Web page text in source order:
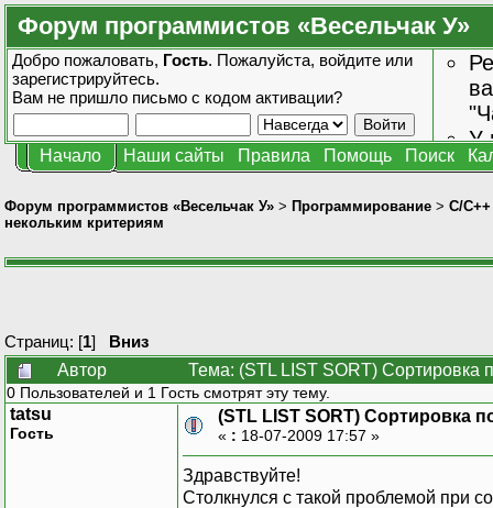
Форум программистов «Весельчак У»
Добро пожаловать, Гость. Пожалуйста, войдите или
зарегистрируйтесь.
Вам не пришло письмо с кодом активации?
У
Начало Наши сайты Правила Помощь Поиск
Форум программистов «Весельчак У» > Программирование > C/C++
некольким критериям
Страниц: [1] Вниз
Автор
Тема: (STL LIST SORT) Сортировка
0 Пользователей и 1 Гость смотрят эту тему.
tatsu
Гость
(STL LIST SORT) Сортировка
« : 18-07-2009 17:57 »
Здравствуйте!
Столкнулся с такой проблемой при